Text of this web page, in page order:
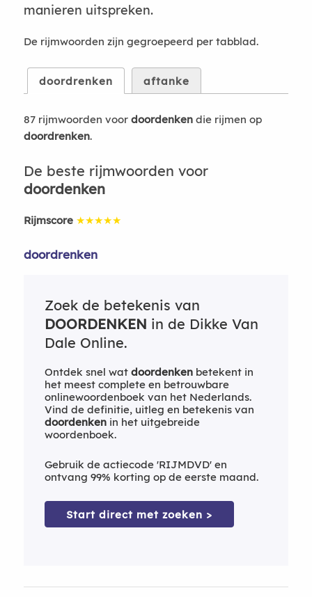
manieren uitspreken.
De rijmwoorden zijn gegroepeerd per tabblad.
doordrenken aftanke
87 rijmwoorden voor doordenkendie rijmen op
doordrenken.
De beste rijmwoorden voor
doordenken
Rijmscore ★★★★★
doordrenken
Zoek de betekenis van
DOORDENKEN in de Dikke Van
Dale Online.
Ontdek snel wat doordenkenbetekent in
het meest complete en betrouwbare
onlinewoordenboek van het Nederlands.
Vind de definitie, uitleg en betekenis van
doordenkenin het uitgebreide
woordenboek.
Gebruik de actiecode 'RIJMDVD' en
ontvang 99% korting op de eerste maand.
Start direct met zoeken >